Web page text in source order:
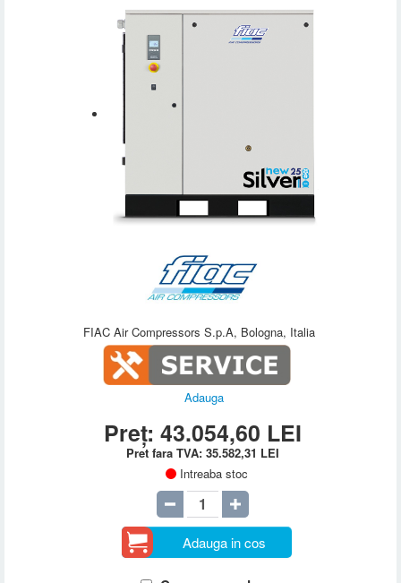
FIAC Air Compressors S.p.A, Bologna, Italia
Adauga
Preț:43.054,60 LEI
Pret fara TVA:35.582,31 LEI
Intreaba stoc
Adauga in cos